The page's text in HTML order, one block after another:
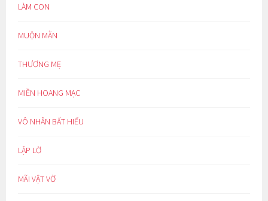
LÀM CON
MUỘN MẰN
THƯƠNG MẸ
MIỀN HOANG MẠC
VÔ NHÂN BẤT HIẾU
LẬP LỜ
MÃI VẬT VỜ